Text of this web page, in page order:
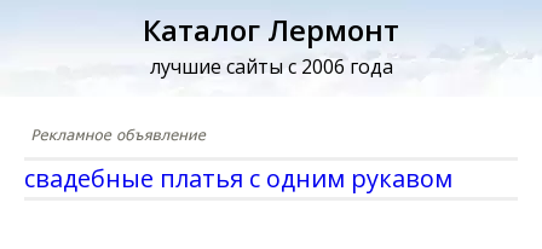
Каталог Лермонт
лучшие сайты с 2006 года
свадебные платья с одним рукавом